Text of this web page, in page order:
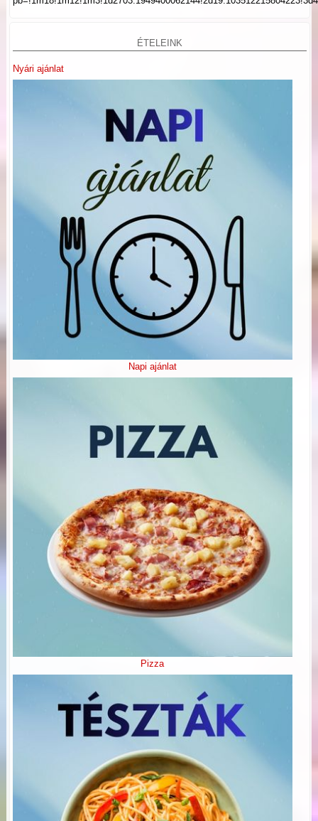
ÉTELEINK
Nyári ajánlat
Napi ajánlat
Pizza